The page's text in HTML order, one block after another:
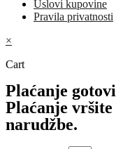
Uslovi kupovine
Pravila privatnosti
×
Cart
Plaćanje
Plaćanje
narudžbe.